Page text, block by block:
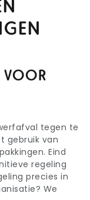
VOOR
tegen te
gebruik van
Eind
regeling
precies in
We